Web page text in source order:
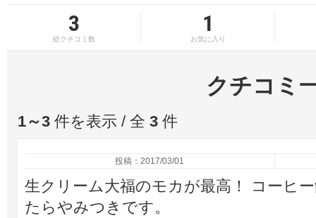
3
総クチコミ数
1
お気に入り
クチコミ
1～3 件を表示 / 全 3 件
投稿：2017/03/01
生クリーム大福のモカが最高！ コーヒ
たらやみつきです。